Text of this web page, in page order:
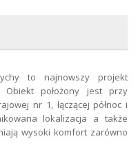
to najnowszy projekt
Obiekt położony jest przy
nr 1, łączącej północ i
lokalizacja a także
wysoki komfort zarówno